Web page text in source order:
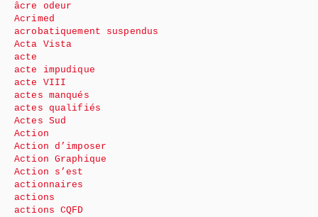
âcre odeur
Acrimed
acrobatiquement suspendus
Acta Vista
acte
acte impudique
acte VIII
actes manqués
actes qualifiés
Actes Sud
Action
Action d’imposer
Action Graphique
Action s’est
actionnaires
actions
actions CQFD